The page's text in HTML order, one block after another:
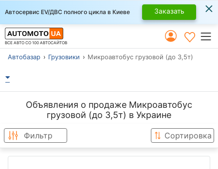
Автосервис EV/ДВС полного цикла в Киеве Заказать ×
ВСЕ АВТО СО 100 АВТОСАЙТОВ
Автобазар Грузовики Микроавтобус грузовой (до 3,5т)
Объявления о продаже Микроавтобус
грузовой (до 3,5т) в Украине
Фильтр Сортировка